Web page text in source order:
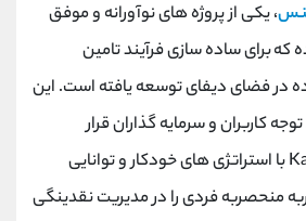
، یکی از پروژه های نوآورانه و موفق
که برای ساده سازی فرآیند تامین
در فضای دیفای توسعه یافته است. این
کاربران و سرمایه گذاران قرار
گرفت. Kamino Finance با استراتژی ‌های خودکار و توانایی
منحصربه ‌فردی را در مدیریت نقدینگی
@alireza.mehrabii
@alirezamehrabi_com
@alirezamehrabi_official